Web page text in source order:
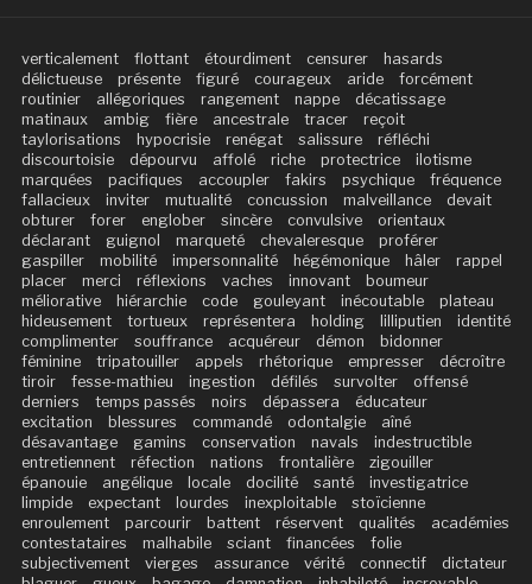
verticalement flottant étourdiment censurer
hasards
délictueuse
présente figuré courageux aride
forcément
routinier
allégoriques rangement nappe
décatissage
matinaux
ambig fière ancestrale tracer
reçoit
taylorisations
hypocrisie renégat salissure
réfléchi
discourtoisie
dépourvu affolé riche protectrice
ilotisme
marquées
pacifiques accoupler fakirs psychique
fréquence
fallacieux
inviter mutualité concussion malveillance
devait
obturer
forer englober sincère convulsive
orientaux
déclarant
guignol marqueté chevaleresque
proférer
gaspiller
mobilité impersonnalité hégémonique hâler
rappel
placer
merci réflexions vaches innovant
boumeur
méliorative
hiérarchie code gouleyant inécoutable
plateau
hideusement
tortueux représentera holding lilliputien
identité
complimenter
souffrance acquéreur démon
bidonner
féminine
tripatouiller appels rhétorique empresser
décroître
tiroir
fesse-mathieu ingestion défilés survolter
offensé
derniers
temps passés noirs dépassera
éducateur
excitation
blessures commandé odontalgie
aîné
désavantage
gamins conservation navals
indestructible
entretiennent
réfection nations frontalière
zigouiller
épanouie
angélique locale docilité santé
investigatrice
limpide
expectant lourdes inexploitable
stoïcienne
enroulement
parcourir battent réservent qualités
académies
contestataires
malhabile sciant financées
folie
subjectivement
vierges assurance vérité connectif
dictateur